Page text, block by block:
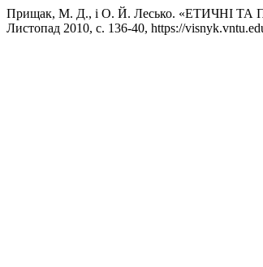
Прищак, М. Д., і О. Й. Лесько.
Листопад 2010, с. 136-40, https://